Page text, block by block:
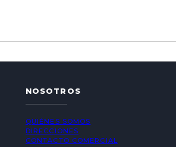
NOSOTROS
QUIÉNES SOMOS
DIRECCIONES
CONTACTO COMERCIAL